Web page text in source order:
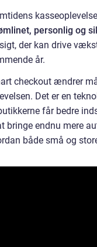
personlig og
der kan drive
år.
checkout ændrer
Det er en
får bedre
bringe endnu mere
både små og